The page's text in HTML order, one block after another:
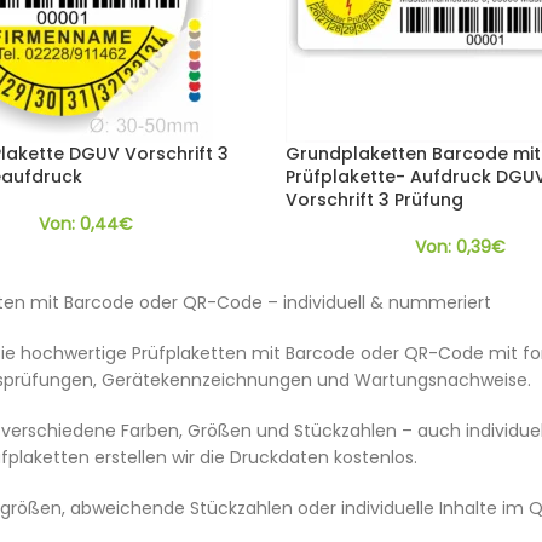
DGUV Vorschrift 3
Von: 0,44€
Grundplaketten Barcode mit
Prüfplakette- Aufdruck
Vorschrift 3 Prüfung
Von: 0,39€
mit Barcode oder QR-Code – individuell & nummeriert
hochwertige Prüfplaketten mit Barcode oder QR-Code mit
Gerätekennzeichnungen und Wartungsnachweise.
Farben, Größen und Stückzahlen – auch
erstellen wir die Druckdaten kostenlos.
abweichende Stückzahlen oder individuelle Inhalte im